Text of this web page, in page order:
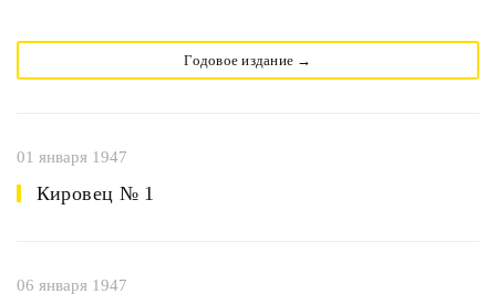
Годовое издание →
01 января 1947
Кировец № 1
06 января 1947